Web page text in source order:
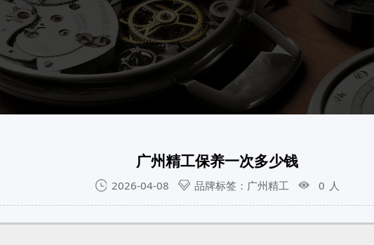
广州精工保养一次多少钱
2026-04-08 品牌标签：广州精工 0 人